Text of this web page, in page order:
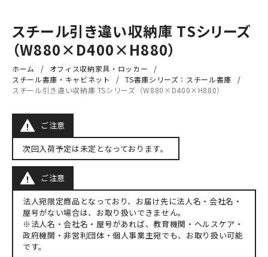
スチール引き違い収納庫 TSシリーズ
（W880×D400×H880）
ホーム
オフィス収納家具・ロッカー
スチール書庫・キャビネット
TS書庫シリーズ：スチール書庫
スチール引き違い収納庫 TSシリーズ（W880×D400×H880）
ご注意
次回入荷予定は未定となっております。
ご注意
法人宛限定商品となっており、お届け先に法人名・会社名・
屋号がない場合は、お取り扱いできません。
※法人名・会社名・屋号があれば、教育機関・ヘルスケア・
政府機関・非営利団体・個人事業主宛でも、お取り扱い可能
です。